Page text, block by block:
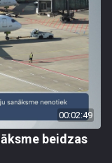
00:02:49
beidzas